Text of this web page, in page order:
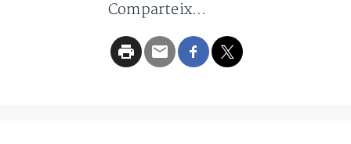
Comparteix...